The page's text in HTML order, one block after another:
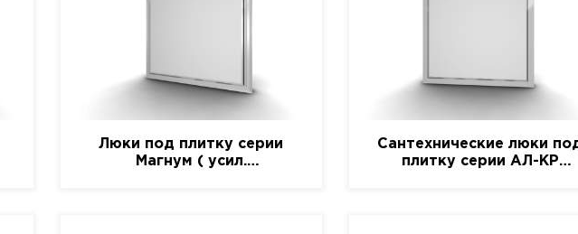
Люки под плитку серии
Магнум ( усил.
Сантехнические люки
плитку серии АЛ-КР